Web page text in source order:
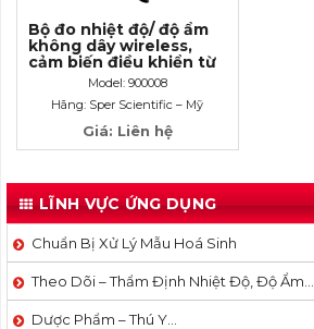
Bộ đo nhiệt độ/ độ ẩm
không dây wireless,
cảm biến điều khiển từ
Model: 900008
Hãng: Sper Scientific – Mỹ
Giá: Liên hệ
LĨNH VỰC ỨNG DỤNG
Chuẩn Bị Xử Lý Mẫu Hoá Sinh
Theo Dõi – Thẩm Định Nhiệt Độ, Độ Ẩm…
Dược Phẩm – Thú Y…